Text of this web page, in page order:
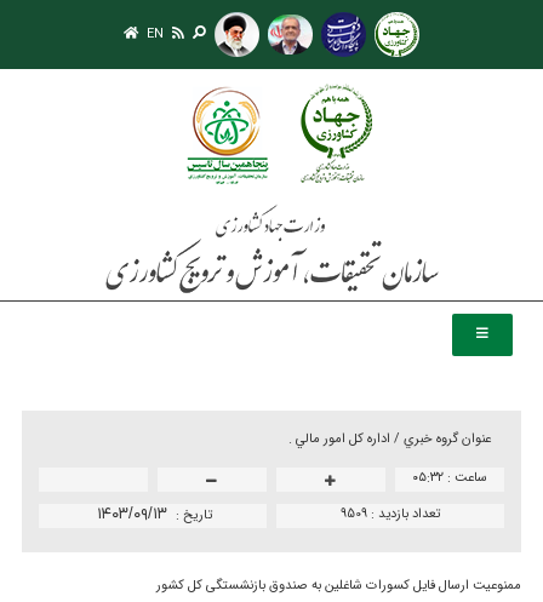
EN
عنوان گروه خبري / اداره كل امور مالي .
ساعت :۰۵:۳۲
تاريخ : ۱۴۰۳/۰۹/۱۳ تعداد بازدید :9509
ممنوعیت ارسال فایل كسورات شاغلین به صندوق بازنشستگی كل كشور